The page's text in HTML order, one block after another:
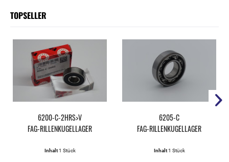
TOPSELLER
6200-C-2HRS>V
FAG-RILLENKUGELLAGER
Inhalt1 Stück
6205-C
FAG-RILLENKUGELLAGER
Inhalt1 Stück